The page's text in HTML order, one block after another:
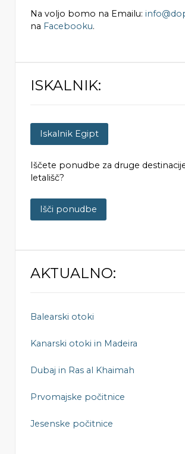
Na voljo bomo na Emailu:
na Facebooku.
ISKALNIK:
Iskalnik Egipt
Iščete ponudbe za druge
letališč?
Išči ponudbe
AKTUALNO:
Balearski otoki
Kanarski otoki in Madeira
Dubaj in Ras al Khaimah
Prvomajske počitnice
Jesenske počitnice